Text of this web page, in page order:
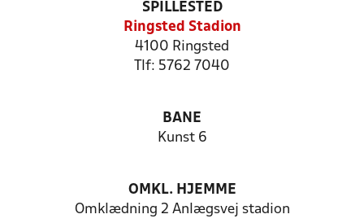
SPILLESTED
Ringsted Stadion
4100 Ringsted
Tlf: 5762 7040
BANE
Kunst 6
OMKL. HJEMME
Omklædning 2 Anlægsvej stadion